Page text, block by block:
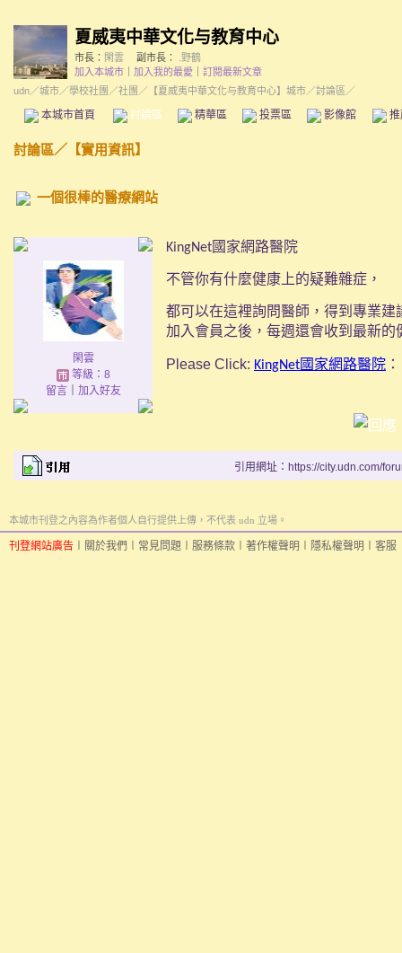
夏威夷中華文化与教育中心
市長： 閑雲 副市長：
.野鶴
加入本城市
加入我的最愛
訂閱最新文章
udn／城市／學校社團 ／社團 ／ 【夏威夷中華文化与教育中心】城市／討論區／
本城市首頁 討論區 精華區 投票區 影像館
討論區／ 【實用資訊】
一個很棒的醫療網站
閑雲
等級：8
留言｜ 加入好友
KingNet國家網路醫院
不管你有什麼健康上的疑難雜症，
都可以在這裡詢問醫師， 得到專業建
加入會員之後，每週還會收到最新的
Please Click: KingNet國家網路醫院 ：
引用網址：https://city.udn.com/
本城市刊登之內容為作者個人自行提供上傳，不代表 udn 立場。
刊登網站廣告 關於我們 常見問題 服務條款 著作權聲明 隱私權聲明 客服